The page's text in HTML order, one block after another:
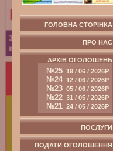
ГОЛОВНА СТОРІНКА
ПРО НАС
АРХІВ ОГОЛОШЕНЬ
№25 19 / 06 / 2026Р
№24 12 / 06 / 2026Р
№23 05 / 06 / 2026Р
№22 31 / 05 / 2026Р
№21 24 / 05 / 2026Р
ПОСЛУГИ
ПОДАТИ ОГОЛОШЕННЯ